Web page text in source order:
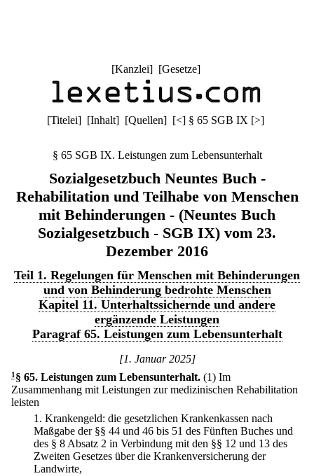
[Kanzlei] [Gesetze]
[Titelei] [Inhalt] [Quellen] [<] § 65 SGB IX [>]
§ 65 SGB IX. Leistungen zum Lebensunterhalt
Sozialgesetzbuch Neuntes Buch -
Rehabilitation und Teilhabe von Menschen
mit Behinderungen - (Neuntes Buch
Sozialgesetzbuch - SGB IX) vom 23.
Dezember 2016
Teil 1. Regelungen für Menschen mit Behinderungen
und von Behinderung bedrohte Menschen
Kapitel 11. Unterhaltssichernde und andere
ergänzende Leistungen
Paragraf 65. Leistungen zum Lebensunterhalt
[1. Januar 2025]
1 § 65. Leistungen zum Lebensunterhalt. (1) Im
Zusammenhang mit Leistungen zur medizinischen Rehabilitation
leisten
1. Krankengeld: die gesetzlichen Krankenkassen nach
Maßgabe der §§ 44 und 46 bis 51 des Fünften Buches und
des § 8 Absatz 2 in Verbindung mit den §§ 12 und 13 des
Zweiten Gesetzes über die Krankenversicherung der
Landwirte,